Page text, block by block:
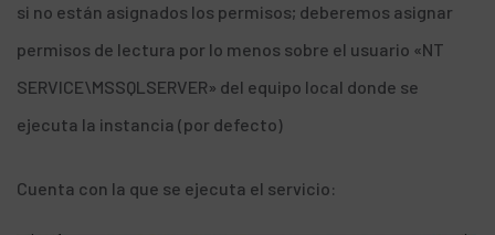
si no están asignados los permisos; deberemos asignar
permisos de lectura por lo menos sobre el usuario «NT
SERVICE\MSSQLSERVER» del equipo local donde se
ejecuta la instancia (por defecto)
Cuenta con la que se ejecuta el servicio: